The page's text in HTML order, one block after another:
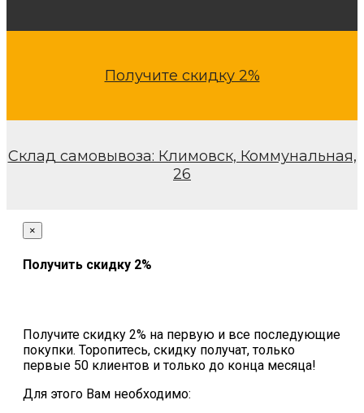
Получите скидку 2%
Склад самовывоза: Климовск, Коммунальная,
26
×
Получить скидку 2%
Получите скидку 2% на первую и все последующие
покупки. Торопитесь, скидку получат, только
первые 50 клиентов и только до конца месяца!
Для этого Вам необходимо: